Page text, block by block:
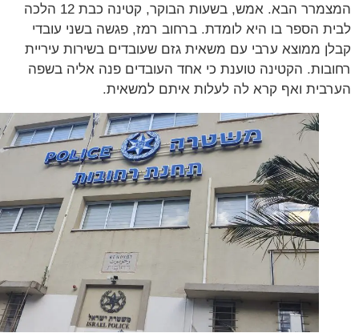
המצמרר הבא. אמש, בשעות הבוקר, קטינה כבת 12 הלכה
הספר בו היא לומדת. ברחוב רמז, פגשה בשני עובדי
ממוצא ערבי עם משאית גזם שעובדים בשירות עיריית
הקטינה טוענת כי אחד העובדים פנה אליה בשפה
ואף קרא לה לעלות איתם למשאית.